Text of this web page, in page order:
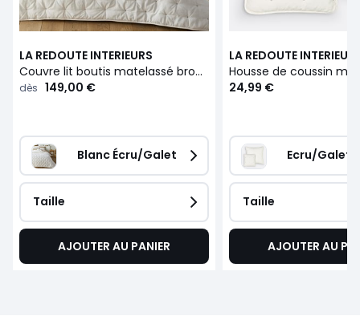
LA REDOUTE INTERIEURS
Couvre lit boutis matelassé brodé, Aéri
dès 149,00 €
Blanc Écru/Galet
Taille
AJOUTER AU PANIER
LA REDOUTE
24,99 €
Ecru/Galet
Taille
AJOUTER AU